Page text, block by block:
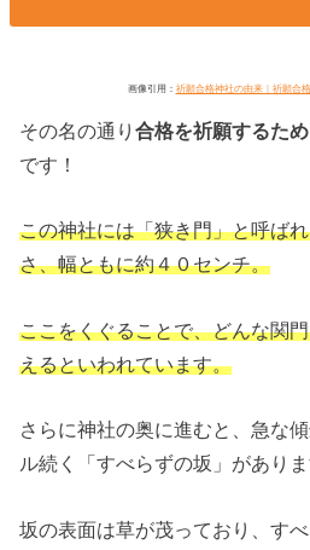
画像引用： 祈願合格神社の由来｜祈願合
その名の通り合格を祈願するた
です！
この神社には「狭き門」と呼ば
さ、幅ともに約４０センチ。
ここをくぐることで、どんな関
えるといわれています。
さらに神社の奥に進むと、急な
ル続く「すべらずの坂」がありま
坂の表面は草が茂っており、す